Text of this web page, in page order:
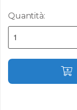
Quantità: